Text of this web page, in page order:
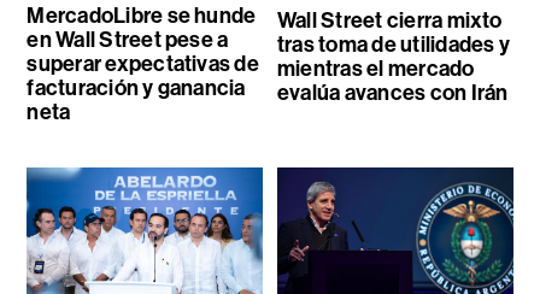
MercadoLibre se hunde
en Wall Street pese a
superar expectativas de
facturación y ganancia
neta
Wall Street cierra mixto
tras toma de utilidades y
mientras el mercado
evalúa avances con Irán